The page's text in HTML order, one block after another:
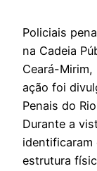
Policiais
na Cadeia
Ceará-Mirim,
ação foi
Penais do
Durante a
identificaram
estrutura